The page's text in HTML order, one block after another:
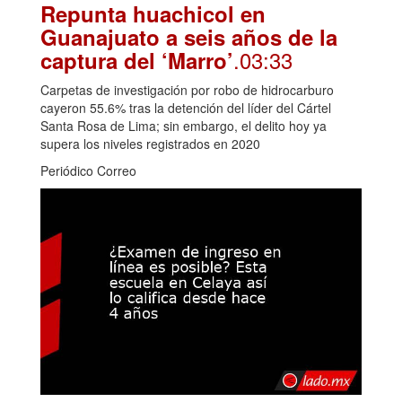
Repunta huachicol en
Guanajuato a seis años de la
captura del ‘Marro’.03:33
Carpetas de investigación por robo de hidrocarburo
cayeron 55.6% tras la detención del líder del Cártel
Santa Rosa de Lima; sin embargo, el delito hoy ya
supera los niveles registrados en 2020
Periódico Correo